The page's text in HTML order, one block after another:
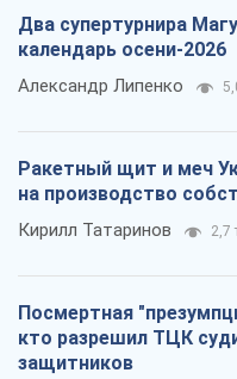
Два супертурнира
календарь осени-2026
Александр Липенко
Ракетный щит и меч
на производство
Кирилл Татаринов 2,7
Посмертная
кто разрешил ТЦК
защитников